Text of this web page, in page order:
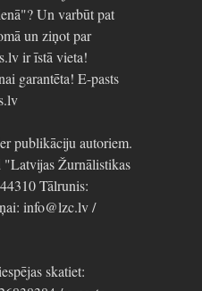
Un varbūt pat
un ziņot par
ir īstā vieta!
garantēta! E-pasts
publikāciju autoriem.
"Latvijas Žurnālistikas
Tālrunis:
info@lzc.lv /
skatiet: